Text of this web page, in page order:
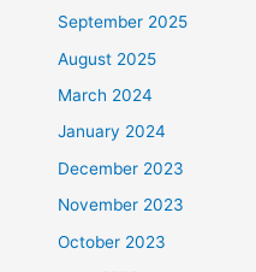
September 2025
August 2025
March 2024
January 2024
December 2023
November 2023
October 2023